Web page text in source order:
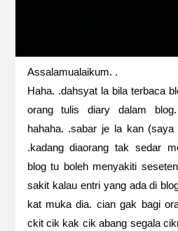
Assalamualaikum. .
Haha. .dahsyat la bila terbaca
orang tulis diary dalam
hahaha. .sabar je la kan
.kadang diaorang tak sedar
blog tu boleh menyakiti
sakit kalau entri yang ada di
kat muka dia. cian gak bagi
ckit cik kak cik abang segala